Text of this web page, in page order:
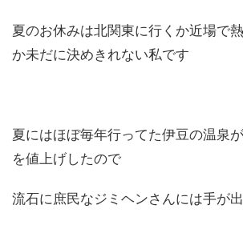
夏のお休みは北関東に行くか近場で
か未だに決めきれない私です
夏にはほぼ毎年行ってた伊豆の温泉
を値上げしたので
流石に庶民なジミヘンさんには手が